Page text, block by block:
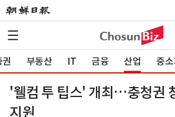
부동산 IT 금융 산업 중
'웰컴 투 팁스' 개최…충청권
지원